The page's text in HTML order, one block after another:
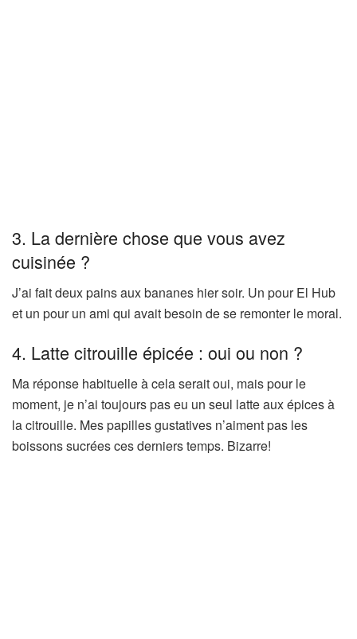
3. La dernière chose que vous avez
cuisinée ?
J’ai fait deux pains aux bananes hier soir. Un pour El Hub
et un pour un ami qui avait besoin de se remonter le moral.
4. Latte citrouille épicée : oui ou non ?
Ma réponse habituelle à cela serait oui, mais pour le
moment, je n’ai toujours pas eu un seul latte aux épices à
la citrouille. Mes papilles gustatives n’aiment pas les
boissons sucrées ces derniers temps. Bizarre!